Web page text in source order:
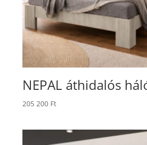
NEPAL áthidalós
205 200 Ft